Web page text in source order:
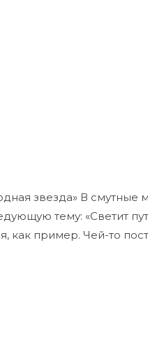
звезда» В
тему: «Светит
как пример. Чей-то